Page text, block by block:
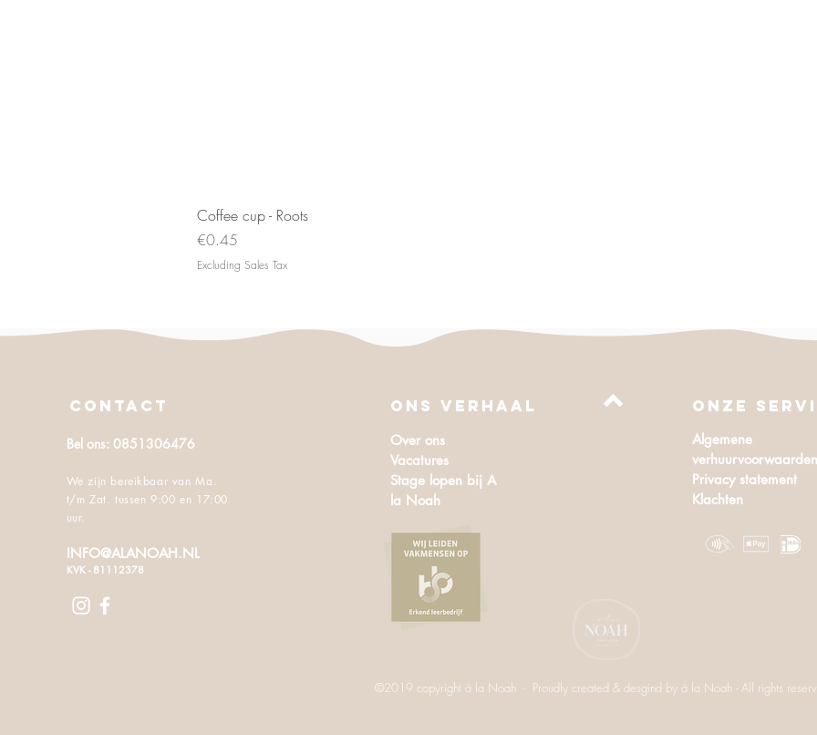
Coffee cup - Roots
Price
€0.45
Excluding Sales Tax
CONTACT
Bel ons: 0851306476
We zijn bereikbaar van Ma.
t/m Zat. tussen 9:00 en 17:00
uur.
INFO@ALANOAH.NL
KVK - 81112378
ONS VERHAAL
Over ons
Vacatures
Stage lopen bij A
la Noah
Onze
Algemene
verhuurvoorwaarden
Privacy statement
Klachten
©2019 copyright á la Noah - Proudly created & desgind by á la Noah - All rights